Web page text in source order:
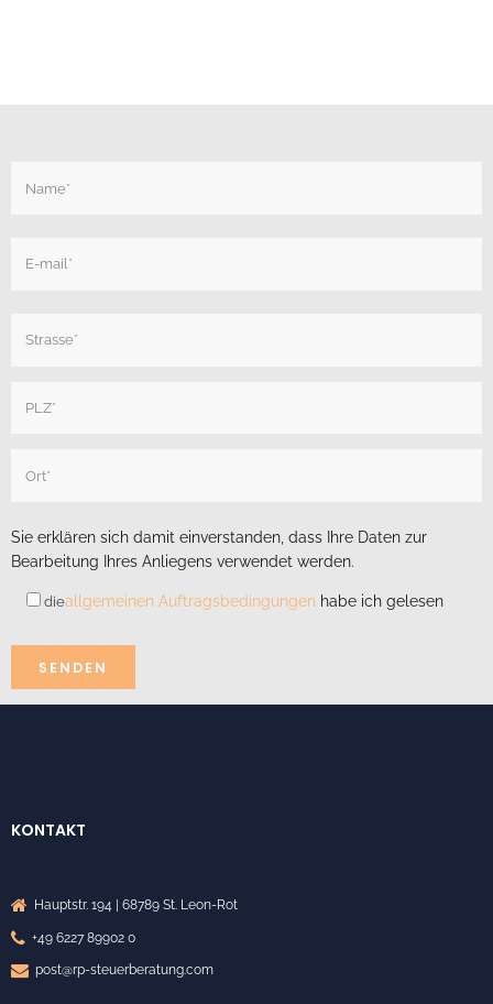
Sie erklären sich damit einverstanden, dass Ihre Daten zur
Bearbeitung Ihres Anliegens verwendet werden.
dieallgemeinen Auftragsbedingungen habe ich gelesen
KONTAKT
Hauptstr. 194 | 68789 St. Leon-Rot
+49 6227 89902 0
post@rp-steuerberatung.com